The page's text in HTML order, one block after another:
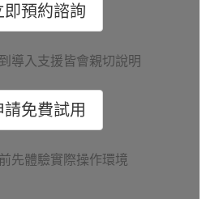
即預約諮詢
導入支援皆會親切說明
請免費試用
先體驗實際操作環境